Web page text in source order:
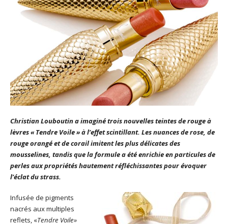
Christian Louboutin a imaginé trois nouvelles teintes de rouge à
lèvres « Tendre Voile » à l’effet scintillant. Les nuances de rose, de
rouge orangé et de corail imitent les plus délicates des
mousselines, tandis que la formule a été enrichie en particules de
perles aux propriétés hautement réfléchissantes pour évoquer
l’éclat du strass.
Infusée de pigments
nacrés aux multiples
reflets, «Tendre Voile»